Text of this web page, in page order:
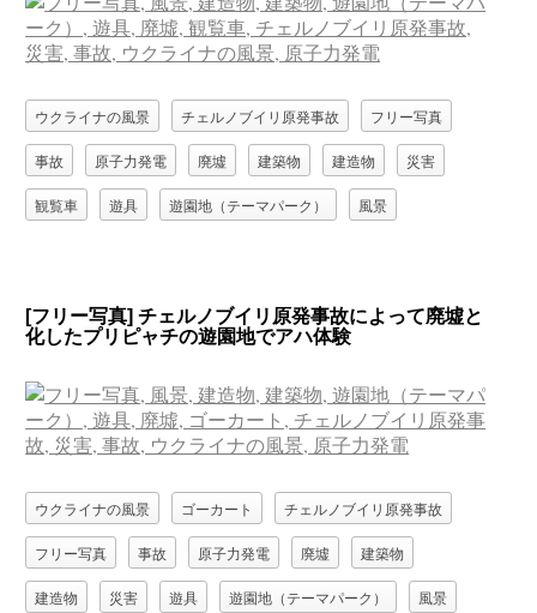
ウクライナの風景 チェルノブイリ原発事故 フリー写真
事故 原子力発電 廃墟 建築物 建造物 災害
観覧車 遊具 遊園地（テーマパーク） 風景
[フリー写真] チェルノブイリ原発事故によって廃墟と
化したプリピャチの遊園地でアハ体験
ウクライナの風景 ゴーカート チェルノブイリ原発事故
フリー写真 事故 原子力発電 廃墟 建築物
建造物 災害 遊具 遊園地（テーマパーク） 風景